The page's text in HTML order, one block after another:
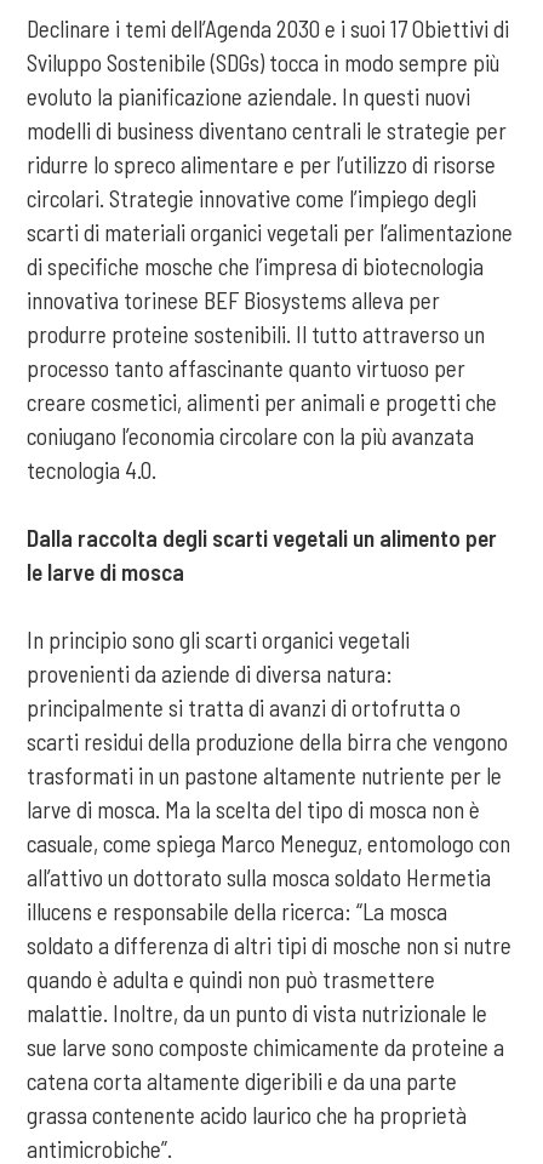
Declinare i temi dell’Agenda 2030 e i suoi 17 Obiettivi di
Sviluppo Sostenibile (SDGs) tocca in modo sempre più
evoluto la pianificazione aziendale. In questi nuovi
modelli di business diventano centrali le strategie per
ridurre lo spreco alimentare e per l’utilizzo di risorse
circolari. Strategie innovative come l’impiego degli
scarti di materiali organici vegetali per l’alimentazione
di specifiche mosche che l’impresa di biotecnologia
innovativa torinese BEF Biosystems alleva per
produrre proteine sostenibili. Il tutto attraverso un
processo tanto affascinante quanto virtuoso per
creare cosmetici, alimenti per animali e progetti che
coniugano l’economia circolare con la più avanzata
tecnologia 4.0.
Dalla raccolta degli scarti vegetali un alimento per
le larve di mosca
In principio sono gli scarti organici vegetali
provenienti da aziende di diversa natura:
principalmente si tratta di avanzi di ortofrutta o
scarti residui della produzione della birra che vengono
trasformati in un pastone altamente nutriente per le
larve di mosca. Ma la scelta del tipo di mosca non è
casuale, come spiega Marco Meneguz, entomologo con
all’attivo un dottorato sulla mosca soldato Hermetia
illucens e responsabile della ricerca: “La mosca
soldato a differenza di altri tipi di mosche non si nutre
quando è adulta e quindi non può trasmettere
malattie. Inoltre, da un punto di vista nutrizionale le
sue larve sono composte chimicamente da proteine a
catena corta altamente digeribili e da una parte
grassa contenente acido laurico che ha proprietà
antimicrobiche”.